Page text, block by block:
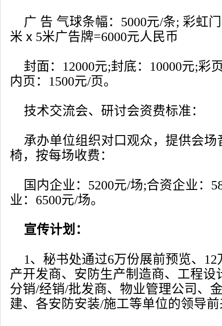
广 告 气球条幅：5000元/条; 彩虹
米ⅹ5米广告牌=6000元人民币
封面：12000元;封底：10000元;彩
内页：1500元/页。
技术交流会、研讨会资费标准：
承办单位组织对口观众，提供会
椅，按每场收费：
国内企业：5200元/场;合资企业：
业：6500元/场。
宣传计划：
1、秘书处通过6万份展前预览、
产开发商、安防生产制造商、工程设
分销/经销/批发商、物业管理公司、
建、各安防安装/施工等单位的领导